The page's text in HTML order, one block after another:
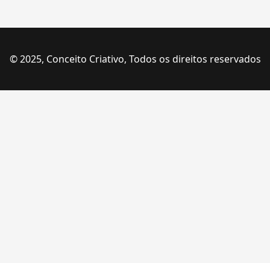
© 2025, Conceito Criativo, Todos os direitos reservados